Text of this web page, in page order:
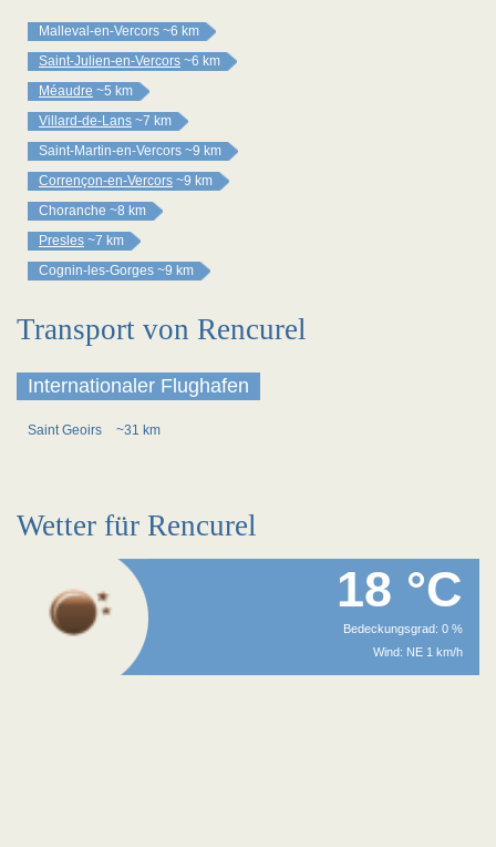
Malleval-en-Vercors ~6 km
Saint-Julien-en-Vercors ~6 km
Méaudre ~5 km
Villard-de-Lans ~7 km
Saint-Martin-en-Vercors ~9 km
Corrençon-en-Vercors ~9 km
Choranche ~8 km
Presles ~7 km
Cognin-les-Gorges ~9 km
Transport von Rencurel
Internationaler Flughafen
Saint Geoirs ~31 km
Wetter für Rencurel
18 °C
Bedeckungsgrad: 0 %
Wind: NE 1 km/h